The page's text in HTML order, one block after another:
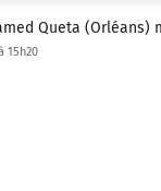
Queta
15h20